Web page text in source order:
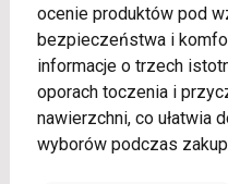
ocenie produktów pod
bezpieczeństwa i
informacje o trzech
oporach toczenia i
nawierzchni, co ułatwia
wyborów podczas